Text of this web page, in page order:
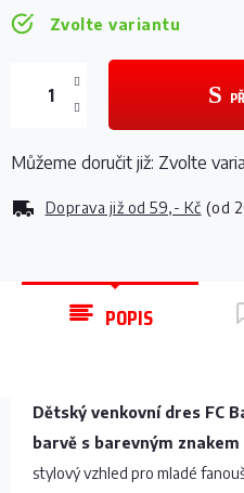
Zvolte variantu
Doprava již od 59,- Kč (od
Můžeme doručit již: Zvolte
POPIS
Dětský venkovní dres FC
barvě s barevným
stylový vzhled pro mladé